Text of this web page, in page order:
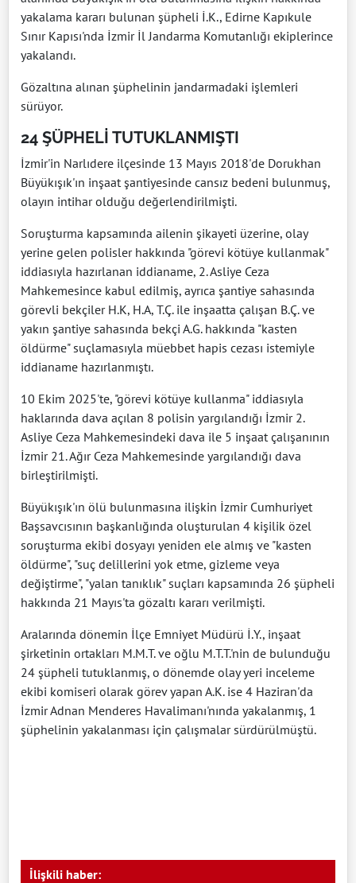
yakalama kararı bulunan şüpheli İ.K., Edirne Kapıkule
Sınır Kapısı'nda İzmir İl Jandarma Komutanlığı ekiplerince
yakalandı.
Gözaltına alınan şüphelinin jandarmadaki işlemleri
sürüyor.
24 ŞÜPHELİ TUTUKLANMIŞTI
İzmir'in Narlıdere ilçesinde 13 Mayıs 2018'de Dorukhan
Büyükışık'ın inşaat şantiyesinde cansız bedeni bulunmuş,
olayın intihar olduğu değerlendirilmişti.
Soruşturma kapsamında ailenin şikayeti üzerine, olay
yerine gelen polisler hakkında "görevi kötüye kullanmak"
iddiasıyla hazırlanan iddianame, 2. Asliye Ceza
Mahkemesince kabul edilmiş, ayrıca şantiye sahasında
görevli bekçiler H.K, H.A, T.Ç. ile inşaatta çalışan B.Ç. ve
yakın şantiye sahasında bekçi A.G. hakkında "kasten
öldürme" suçlamasıyla müebbet hapis cezası istemiyle
iddianame hazırlanmıştı.
10 Ekim 2025'te, "görevi kötüye kullanma" iddiasıyla
haklarında dava açılan 8 polisin yargılandığı İzmir 2.
Asliye Ceza Mahkemesindeki dava ile 5 inşaat çalışanının
İzmir 21. Ağır Ceza Mahkemesinde yargılandığı dava
birleştirilmişti.
Büyükışık'ın ölü bulunmasına ilişkin İzmir Cumhuriyet
Başsavcısının başkanlığında oluşturulan 4 kişilik özel
soruşturma ekibi dosyayı yeniden ele almış ve "kasten
öldürme", "suç delillerini yok etme, gizleme veya
değiştirme", "yalan tanıklık" suçları kapsamında 26 şüpheli
hakkında 21 Mayıs'ta gözaltı kararı verilmişti.
Aralarında dönemin İlçe Emniyet Müdürü İ.Y., inşaat
şirketinin ortakları M.M.T. ve oğlu M.T.T.'nin de bulunduğu
24 şüpheli tutuklanmış, o dönemde olay yeri inceleme
ekibi komiseri olarak görev yapan A.K. ise 4 Haziran'da
İzmir Adnan Menderes Havalimanı'nında yakalanmış, 1
şüphelinin yakalanması için çalışmalar sürdürülmüştü.
İlişkili haber: